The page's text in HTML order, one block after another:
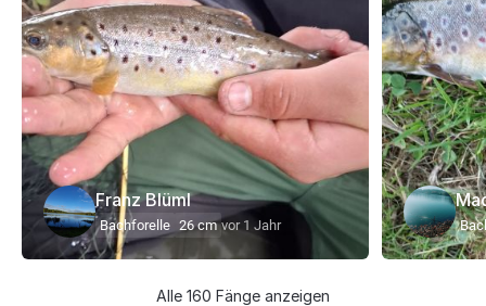
Franz Blüml
Bachforelle 26 cm vor 1 Jahr
Alle 160 Fänge anzeigen